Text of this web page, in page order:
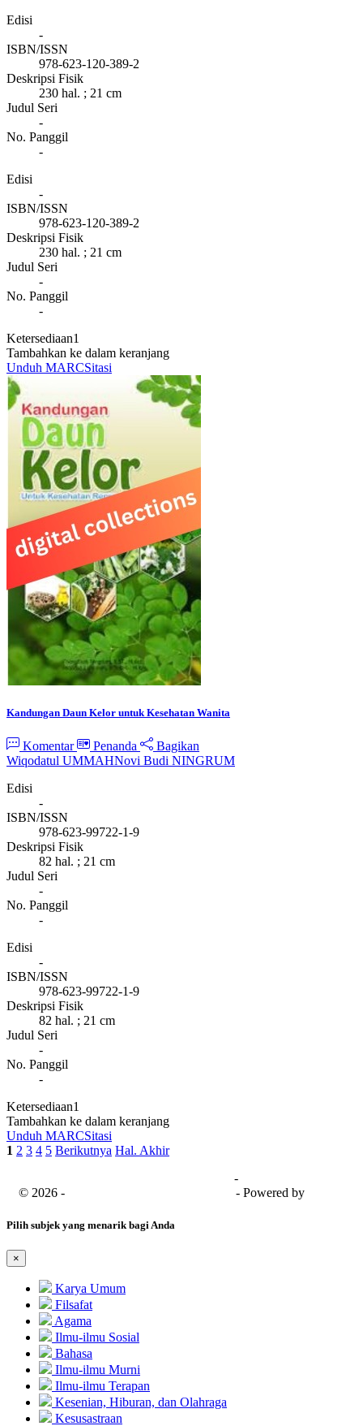
Edisi
-
ISBN/ISSN
978-623-120-389-2
Deskripsi Fisik
230 hal. ; 21 cm
Judul Seri
-
No. Panggil
-
Edisi
-
ISBN/ISSN
978-623-120-389-2
Deskripsi Fisik
230 hal. ; 21 cm
Judul Seri
-
No. Panggil
-
Ketersediaan1
Tambahkan ke dalam keranjang
Unduh MARCSitasi
Kandungan Daun Kelor untuk Kesehatan Wanita
Komentar Penanda
Bagikan
Wiqodatul UMMAHNovi Budi NINGRUM
Edisi
-
ISBN/ISSN
978-623-99722-1-9
Deskripsi Fisik
82 hal. ; 21 cm
Judul Seri
-
No. Panggil
-
Edisi
-
ISBN/ISSN
978-623-99722-1-9
Deskripsi Fisik
82 hal. ; 21 cm
Judul Seri
-
No. Panggil
-
Ketersediaan1
Tambahkan ke dalam keranjang
Unduh MARCSitasi
1 2 3 4 5 Berikutnya Hal. Akhir
-
© 2026 -
- Powered by
Pilih subjek yang menarik bagi Anda
×
Karya Umum
Filsafat
Agama
Ilmu-ilmu Sosial
Bahasa
Ilmu-ilmu Murni
Ilmu-ilmu Terapan
Kesenian, Hiburan, dan Olahraga
Kesusastraan